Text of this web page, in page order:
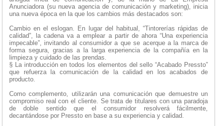
Anunciadora (su nueva agencia de comunicación y marketing), inicia
una nueva época en la que los cambios más destacados son:
Cambio en el eslogan. En lugar del habitual, “Tintorerías rápidas de
calidad”, la cadena va a emplear a partir de ahora “Una experiencia
impecable”, invitando al consumidor a que se acerque a la marca de
forma segura, gracias a la larga experiencia de la compañía en la
limpieza y cuidado de las prendas.
§ La introducción en todos los elementos del sello “Acabado Pressto”
que refuerza la comunicación de la calidad en los acabados de
producto.
Como complemento, utilizarán una comunicación que demuestre un
compromiso real con el cliente. Se trata de titulares con una paradoja
de doble sentido que el consumidor resolverá fácilmente,
decantándose por Pressto en base a su experiencia y calidad.